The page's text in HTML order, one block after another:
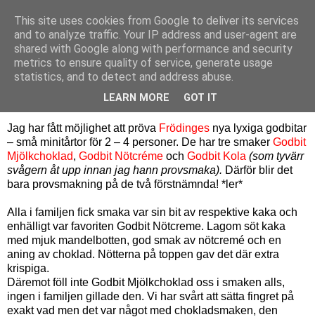
Bagerskan
söndag 21 november 2010
Provsmakning
Jag har fått möjlighet att pröva Frödinges nya lyxiga godbitar
– små minitårtor för 2 – 4 personer. De har tre smaker Godbit
Mjölkchoklad, Godbit Nötcréme och Godbit Kola (som tyvärr
svågern åt upp innan jag hann provsmaka). Därför blir det
bara provsmakning på de två förstnämnda! *ler*
Alla i familjen fick smaka var sin bit av respektive kaka och
enhälligt var favoriten Godbit Nötcreme. Lagom söt kaka
med mjuk mandelbotten, god smak av nötcremé och en
aning av choklad. Nötterna på toppen gav det där extra
krispiga.
Däremot föll inte Godbit Mjölkchoklad oss i smaken alls,
ingen i familjen gillade den. Vi har svårt att sätta fingret på
exakt vad men det var något med chokladsmaken, den
This site uses cookies from Google to deliver its services
and to analyze traffic. Your IP address and user-agent are
shared with Google along with performance and security
metrics to ensure quality of service, generate usage
statistics, and to detect and address abuse.
LEARN MORE GOT IT